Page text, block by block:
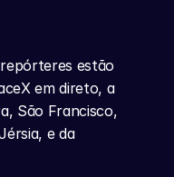
estão
em direto, a
São Francisco,
e da